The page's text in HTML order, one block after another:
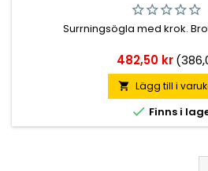
Surrningsögla med krok.
Pris
482,50 kr
 Lägg till i
 Finns i